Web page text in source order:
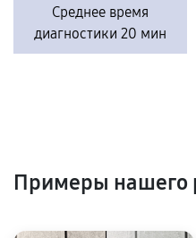
Среднее время
диагностики 20 мин
Примеры нашего